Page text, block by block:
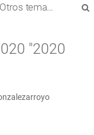
Otros temas relacionados con las TIC
"2020